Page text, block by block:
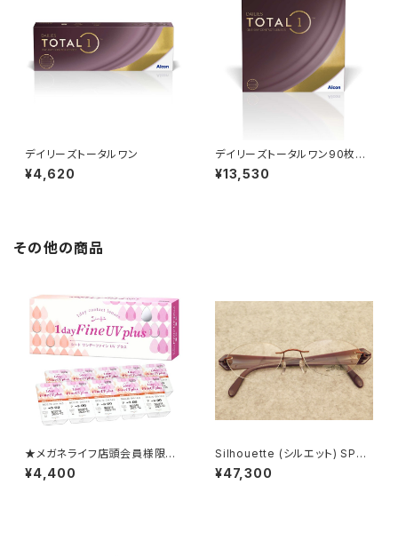
デイリーズトータルワン
¥4,620
デイリーズトータルワン90枚パ
ック
¥13,530
その他の商品
★メガネライフ店頭会員様限定
★ 1か月ごとの定期便 ワン
デーファインUV プラス2箱セッ
¥4,400
Silhouette (シルエット) SPX
6699/42 6052 52□17-
135 正規取扱店 0048808
¥47,300